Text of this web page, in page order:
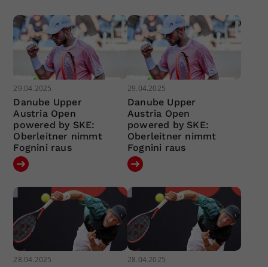
29.04.2025
Danube Upper
Austria Open
powered by SKE:
Oberleitner nimmt
Fognini raus
29.04.2025
Danube Upper
Austria Open
powered by SKE:
Oberleitner nimmt
Fognini raus
28.04.2025 28.04.2025